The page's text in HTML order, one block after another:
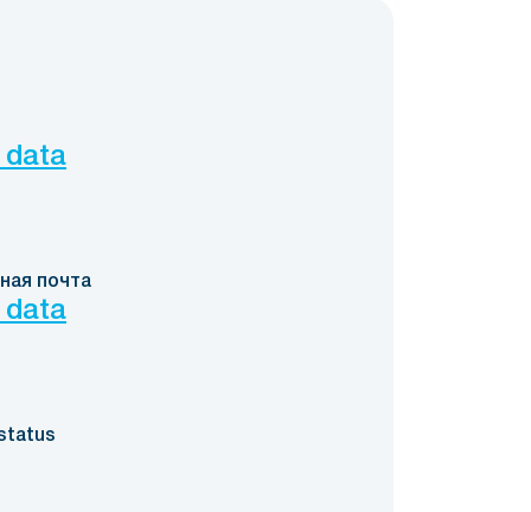
data
почта
data